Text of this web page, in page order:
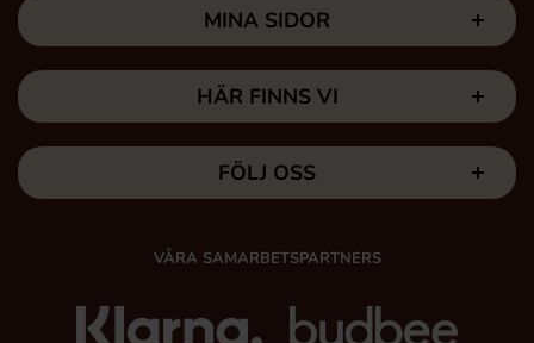
MINA SIDOR
HÄR FINNS VI
FÖLJ OSS
VÅRA SAMARBETSPARTNERS